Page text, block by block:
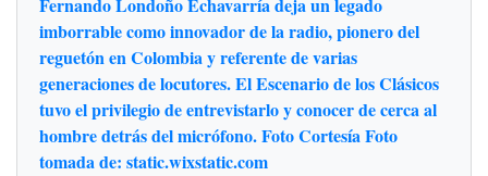
imborrable como innovador de la radio, pionero del
reguetón en Colombia y referente de varias
generaciones de locutores. El Escenario de los Clásicos
tuvo el privilegio de entrevistarlo y conocer de cerca al
hombre detrás del micrófono. Foto Cortesía Foto
tomada de: static.wixstatic.com